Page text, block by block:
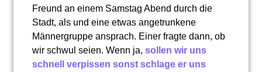
Freund an einem Samstag Abend durch die
Stadt, als und eine etwas angetrunkene
Männergruppe ansprach. Einer fragte dann, ob
wir schwul seien. Wenn ja, sollen wir uns
schnell verpissen sonst schlage er uns